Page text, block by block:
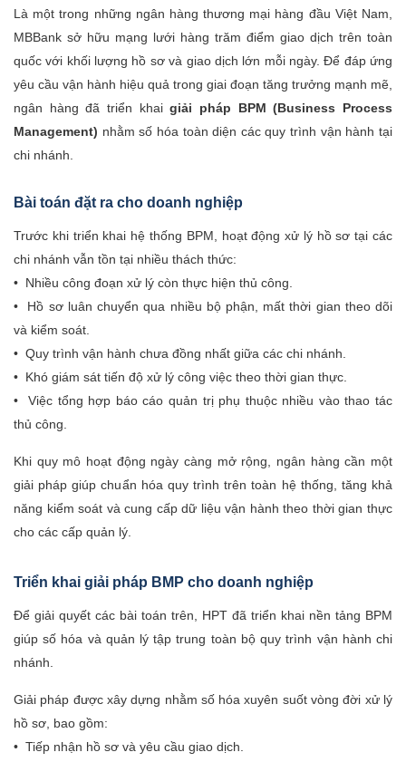
Là một trong những ngân hàng thương mại hàng đầu Việt Nam,
MBBank sở hữu mạng lưới hàng trăm điểm giao dịch trên toàn
quốc với khối lượng hồ sơ và giao dịch lớn mỗi ngày. Để đáp ứng
yêu cầu vận hành hiệu quả trong giai đoạn tăng trưởng mạnh mẽ,
ngân hàng đã triển khaigiải pháp BPM(Business Process
Management) nhằm số hóa toàn diện các quy trình vận hành tại
chi nhánh.
Bài toán đặt ra cho doanh nghiệp
Trước khi triển khai hệ thống BPM, hoạt động xử lý hồ sơ tại các
chi nhánh vẫn tồn tại nhiều thách thức:
• Nhiều công đoạn xử lý còn thực hiện thủ công.
• Hồ sơ luân chuyển qua nhiều bộ phận, mất thời gian theo dõi
và kiểm soát.
• Quy trình vận hành chưa đồng nhất giữa các chi nhánh.
• Khó giám sát tiến độ xử lý công việc theo thời gian thực.
• Việc tổng hợp báo cáo quản trị phụ thuộc nhiều vào thao tác
thủ công.
Khi quy mô hoạt động ngày càng mở rộng, ngân hàng cần một
giải pháp giúp chuẩn hóa quy trình trên toàn hệ thống, tăng khả
năng kiểm soát và cung cấp dữ liệu vận hành theo thời gian thực
cho các cấp quản lý.
Triển khai giải pháp BMP cho doanh nghiệp
Để giải quyết các bài toán trên, HPT đã triển khai nền tảng BPM
giúp số hóa và quản lý tập trung toàn bộ quy trình vận hành chi
nhánh.
Giải pháp được xây dựng nhằm số hóa xuyên suốt vòng đời xử lý
hồ sơ, bao gồm:
• Tiếp nhận hồ sơ và yêu cầu giao dịch.